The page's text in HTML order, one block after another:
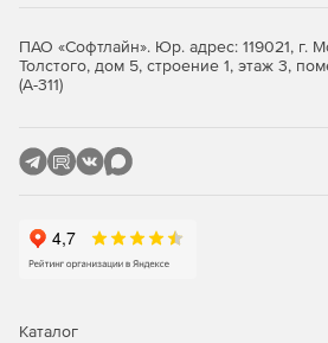
а также ALD Pro.
Централизованный аудит и
ресурсов виртуальной
состояния входящих в ЦОД
ПАО «Софтлайн». Юр. адрес: 119021, г.
Толстого, дом 5, строение 1, этаж 3,
(А-311)
Каталог